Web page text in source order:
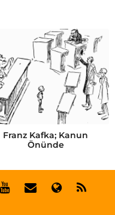
Franz Kafka; Kanun
Önünde